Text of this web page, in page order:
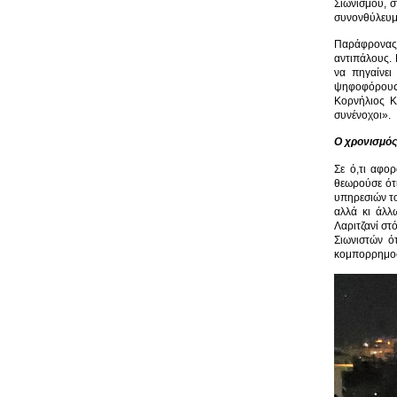
Σιωνισμού,
Παράφρονας
αντιπάλους.
να
ψηφοφόρους
Κορνήλιος
συνένοχοι».
Ο χρονισμός
Σε ό,τι
θεωρούσε
υπηρεσιών
αλλά κι
Λαριτζανί
Σιωνιστών